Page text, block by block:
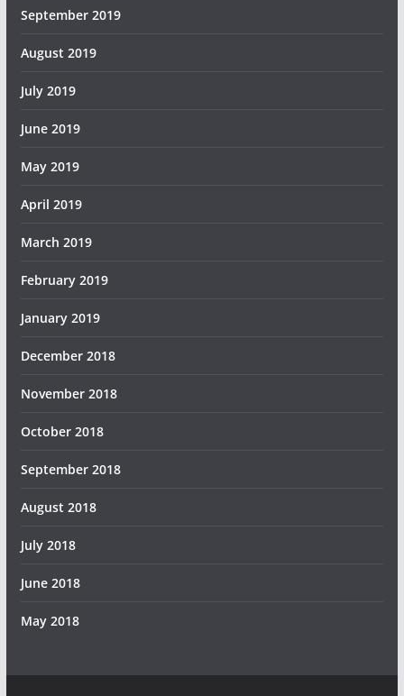
September 2019
August 2019
July 2019
June 2019
May 2019
April 2019
March 2019
February 2019
January 2019
December 2018
November 2018
October 2018
September 2018
August 2018
July 2018
June 2018
May 2018